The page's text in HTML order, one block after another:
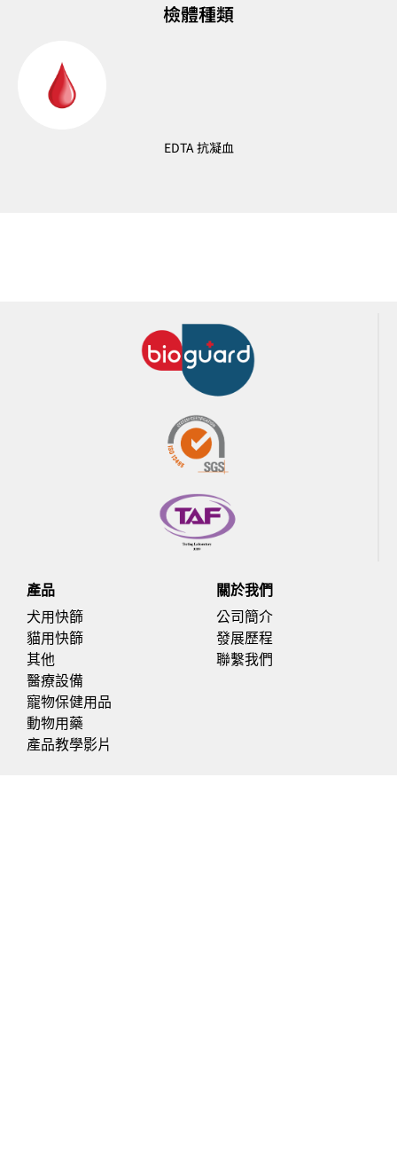
檢體種類
EDTA 抗凝血
產品​
犬用快篩
貓用快篩
其他
醫療設備
寵物保健用品
動物用藥
產品教學影片
關於我們
公司簡介
發展歷程
聯繫我們